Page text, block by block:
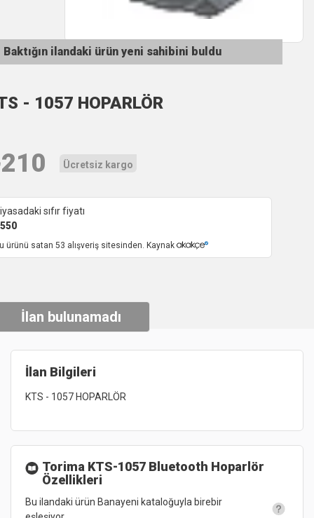
Baktığın ilandaki ürün yeni sahibini buldu
- 1057 HOPARLÖR
210 Ücretsiz kargo
sıfır fiyatı
550
ürünü satan 53 alışveriş sitesinden. Kaynak
İlan bulunamadı
İlan Bilgileri
KTS - 1057 HOPARLÖR
Torima KTS-1057 Bluetooth Hoparlör
Özellikleri
Bu ilandaki ürün Banayeni kataloğuyla birebir